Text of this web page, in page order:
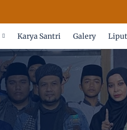
Karya Santri Galery